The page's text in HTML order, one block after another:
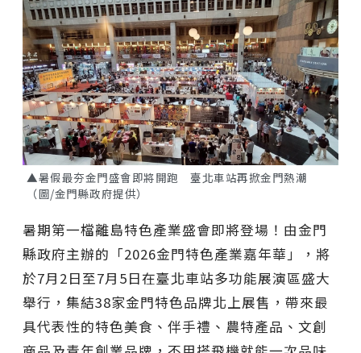
▲暑假最夯金門盛會即將開跑 臺北車站再掀金門熱潮
（圖/金門縣政府提供）
暑期第一檔離島特色產業盛會即將登場！由金門
縣政府主辦的「2026金門特色產業嘉年華」，將
於7月2日至7月5日在臺北車站多功能展演區盛大
舉行，集結38家金門特色品牌北上展售，帶來最
具代表性的特色美食、伴手禮、農特產品、文創